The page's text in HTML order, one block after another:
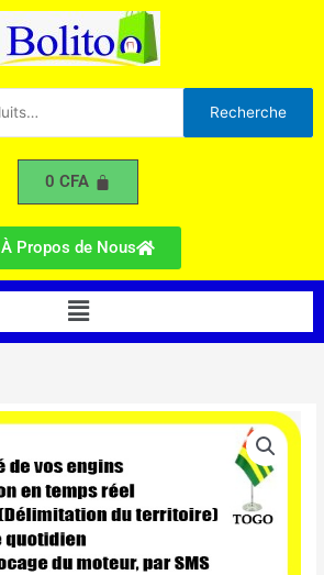
Recherche
0CFA
À Propos de Nous
Menu